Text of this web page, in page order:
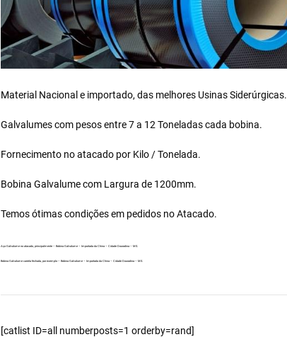
Material Nacional e importado, das melhores Usinas Siderúrgicas.
Galvalumes com pesos entre 7 a 12 Toneladas cada bobina.
Fornecimento no atacado por Kilo / Tonelada.
Bobina Galvalumecom Largura de 1200mm.
Temos ótimas condições em pedidos no Atacado.
Aço Galvalume no atacado, principalmente – Bobina Galvalume – Importada da China – Cidade Douradina – MS.
Bobina Galvalume carreta fechada, por exemplo – Bobina Galvalume – Importada da China – Cidade Douradina – MS.
[catlist ID=all numberposts=1 orderby=rand]